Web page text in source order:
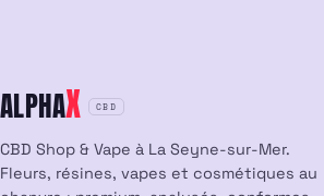
ALPHAX CBD
CBD Shop & Vape à La Seyne-sur-Mer.
Fleurs, résines, vapes et cosmétiques au